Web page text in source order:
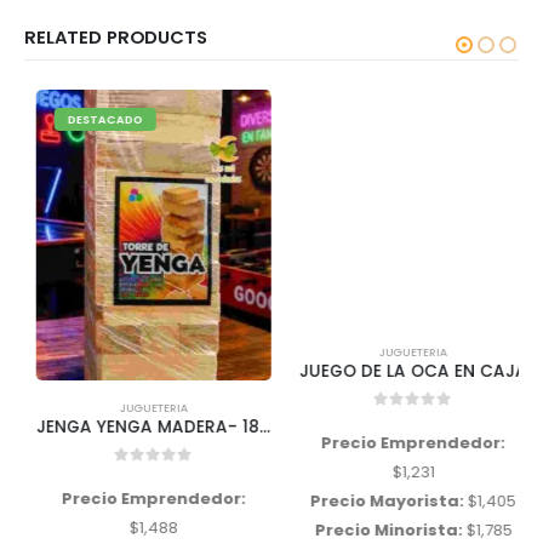
RELATED PRODUCTS
DESTACADO
JUGUETERIA
JENGA YENGA MADERA- 18 CM «CHICO»
Precio Emprendedor:
1,488
JUGUETERIA
JUEGO DE LA OCA EN CAJA
Precio Emprendedor:
1,231
Precio Mayorista:$ 1,405
Precio Minorista:$ 1,785